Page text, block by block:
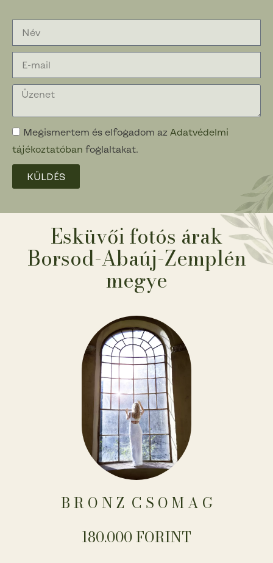
Megismertem és elfogadom az Adatvédelmi
tájékoztatóban foglaltakat.
KÜLDÉS
Esküvői fotós árak
Borsod-Abaúj-Zemplén
megye
B R O N Z ​​​​​​​​​​​​​​​​​​ C S O M A G
180.000 FORINT